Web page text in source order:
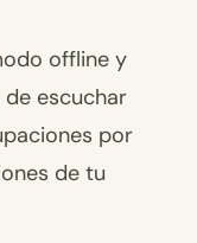
offline y
escuchar
por
de tu